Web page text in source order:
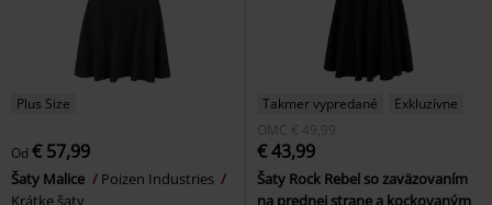
Plus Size
Od € 57,99
Šaty Malice
Poizen Industries
Krátke šaty
Takmer vypredané
Exkluzívne
OMC € 49,99
€ 43,99
Šaty Rock Rebel so zaväzovaním
na prednej strane a kockovaným